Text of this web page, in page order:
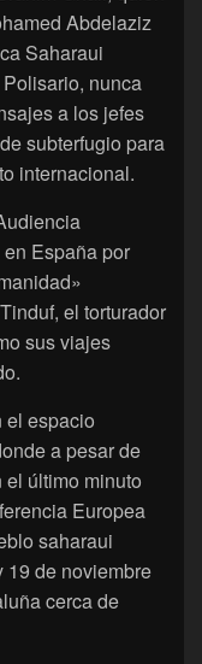
Abdelaziz
Saharaui
nunca
a los jefes
subterfugio para
internacional.
España por
el torturador
sus viajes
el espacio
a pesar de
último minuto
Europea
saharaui
19 de noviembre
cerca de